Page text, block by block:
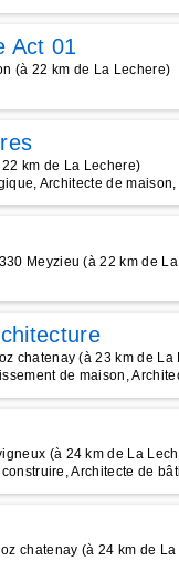
Act 01
(à 22 km de La Lechere)
km de La Lechere)
Architecte de
Meyzieu (à 22 km de
chatenay (à 23 km de La
de maison,
(à 24 km de La
Architecte de
chatenay (à 24 km de